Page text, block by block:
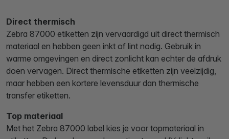
Direct thermisch
Zebra 87000 etiketten zijn vervaardigd uit direct thermisch
materiaal en hebben geen inkt of lint nodig. Gebruik in
warme omgevingen en direct zonlicht kan echter de afdruk
doen vervagen. Direct thermische etiketten zijn veelzijdig,
maar hebben een kortere levensduur dan thermische
transfer etiketten.
Top materiaal
Met het Zebra 87000 label kies je voor topmateriaal in